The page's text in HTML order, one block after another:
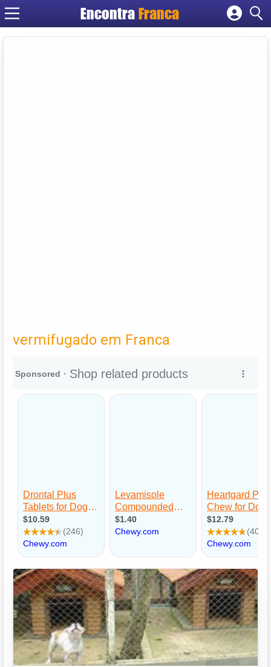
Encontra Franca
Cadastrar empresa
vermifugado em Franca